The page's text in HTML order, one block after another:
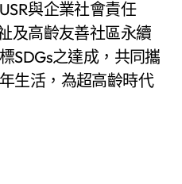
與企業社會責任
及高齡友善社區永續
SDGs之達成，共同攜
生活，為超高齡時代